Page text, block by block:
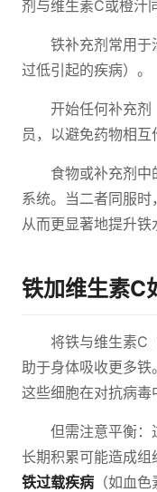
剂与维生素C或橙汁
铁补充剂常用于
过低引起的疾病）。
开始任何补充剂
员，以避免药物相互
食物或补充剂
系统。当二者同服时
从而更显著地提升铁
铁加维生素C
将铁与维生素C
助于身体吸收更多
这些细胞在对抗病毒
但需注意平衡：
长期积累可能造成组
铁过载疾病 （如血